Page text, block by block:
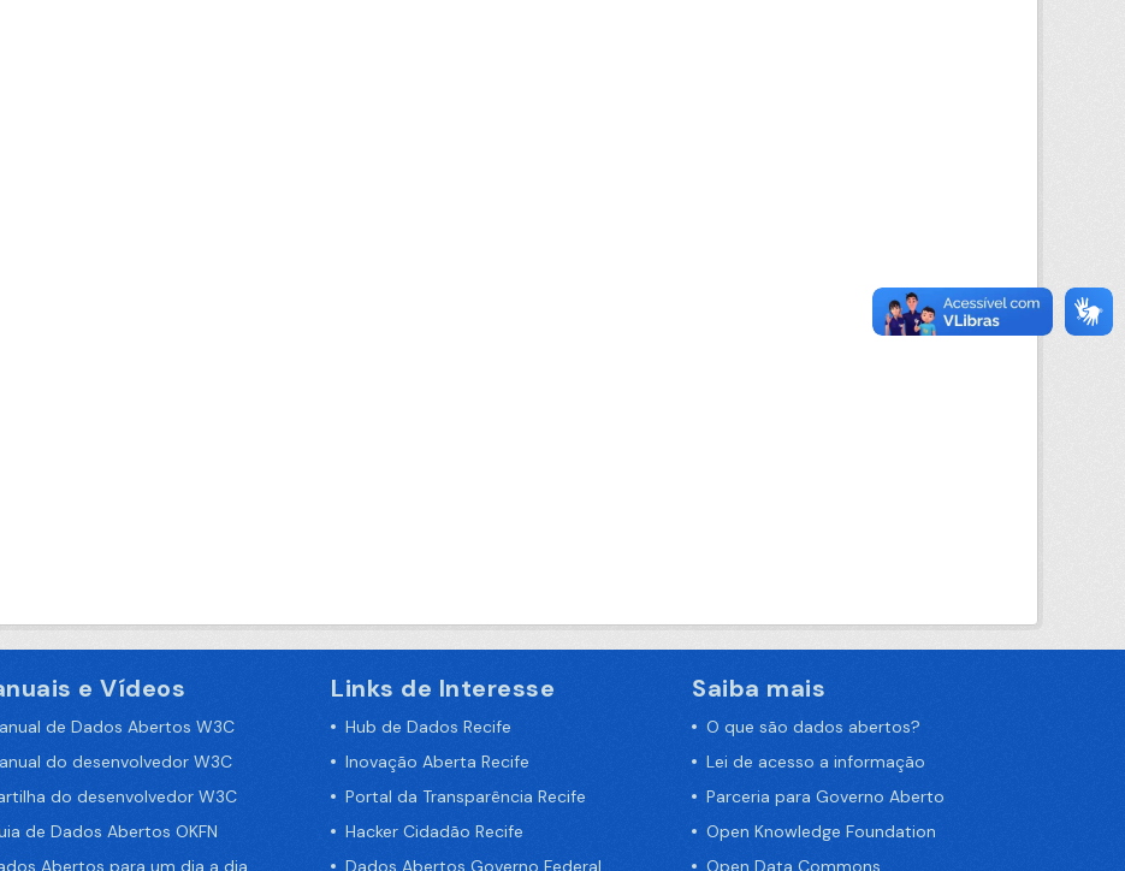
e Vídeos
de Dados Abertos W3C
do desenvolvedor W3C
do desenvolvedor W3C
de Dados Abertos OKFN
Abertos para um dia a dia
Links de Interesse
Hub de Dados Recife
Inovação Aberta Recife
Portal da Transparência Recife
Hacker Cidadão Recife
Dados Abertos Governo Federal
Saiba mais
O que são dados abertos?
Lei de acesso a informação
Parceria para Governo Aberto
Open Knowledge Foundation
Open Data Commons